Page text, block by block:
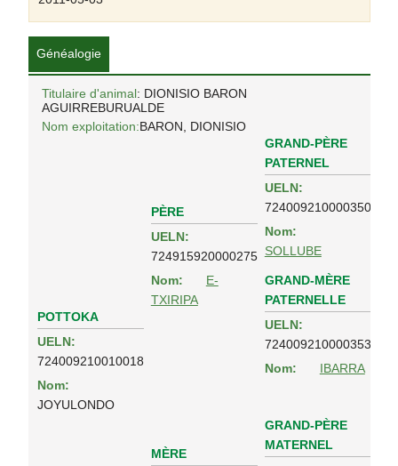
Généalogie
Titulaire d'animal: DIONISIO BARON
AGUIRREBURUALDE
Nom exploitation:BARON, DIONISIO
POTTOKA
UELN:
724009210010018
Nom:
JOYULONDO
PÈRE
UELN:
724915920000275
Nom:
E-
TXIRIPA
GRAND-PÈRE
PATERNEL
UELN:
724009210000350
Nom:
SOLLUBE
GRAND-MÈRE
PATERNELLE
UELN:
724009210000353
Nom:
IBARRA
MÈRE
GRAND-PÈRE
MATERNEL